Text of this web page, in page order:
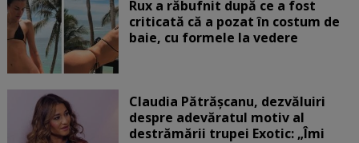
Rux a răbufnit după ce a fost
criticată că a pozat în costum de
baie, cu formele la vedere
Claudia Pătrășcanu, dezvăluiri
despre adevăratul motiv al
destrămării trupei Exotic: „Îmi